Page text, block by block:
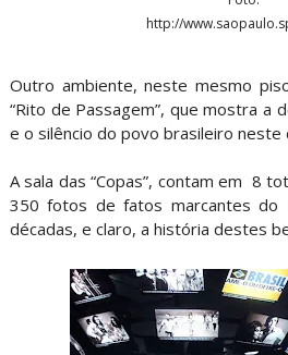
http://
Outro ambiente, neste mesmo
“Rito de Passagem”, que mostra a
e o silêncio do povo brasileiro neste
A sala das “Copas”, contam em 8
350 fotos de fatos marcantes do
décadas, e claro, a história destes